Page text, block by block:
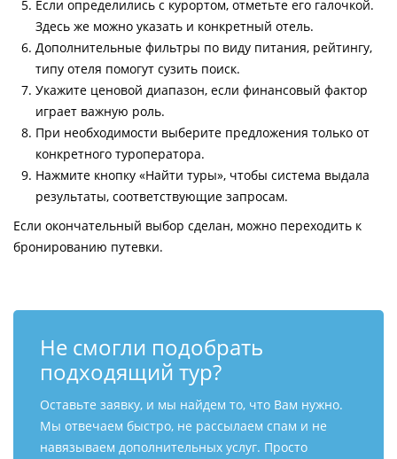
Если определились с курортом, отметьте его галочкой.
Здесь же можно указать и конкретный отель.
Дополнительные фильтры по виду питания, рейтингу,
типу отеля помогут сузить поиск.
Укажите ценовой диапазон, если финансовый фактор
играет важную роль.
При необходимости выберите предложения только от
конкретного туроператора.
Нажмите кнопку «Найти туры», чтобы система выдала
результаты, соответствующие запросам.
Если окончательный выбор сделан, можно переходить к
бронированию путевки.
Не смогли подобрать
подходящий тур?
Оставьте заявку, и мы найдем то, что Вам нужно.
Мы отвечаем быстро, не рассылаем спам и не
навязываем дополнительных услуг. Просто